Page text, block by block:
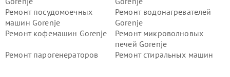
Ремонт посудомоечных
машин Gorenje
Ремонт водонагревателей
Gorenje
Ремонт кофемашин Gorenje
Ремонт микроволновых
печей Gorenje
Ремонт парогенераторов
Ремонт стиральных машин